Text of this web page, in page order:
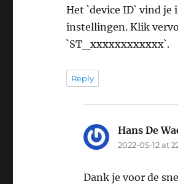
Het `device ID` vind
instellingen. Klik
`ST_xxxxxxxxxxxx`.
Reply
Hans De
2022-05-12 at
Dank je voor de